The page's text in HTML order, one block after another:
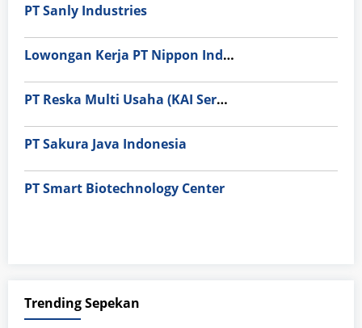
PT Sanly Industries
Lowongan Kerja PT Nippon Indosari Corpindo Tbk. Bulan Agustus 2026
PT Reska Multi Usaha (KAI Services)
PT Sakura Java Indonesia
PT Smart Biotechnology Center
Trending Sepekan